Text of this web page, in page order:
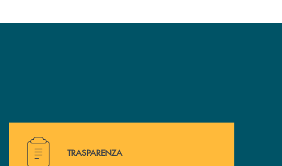
Hai bisogno di alcuni documenti ? Vai alla pagina della
TRASPARENZA